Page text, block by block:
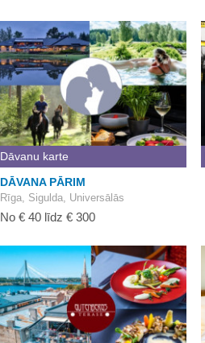
Dāvanu karte
DĀVANA PĀRIM
Rīga, Sigulda, Universālās
No € 40 līdz € 300